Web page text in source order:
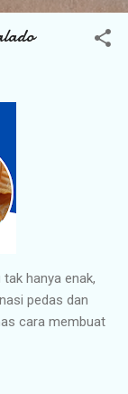
hanya enak,
pedas dan
cara membuat